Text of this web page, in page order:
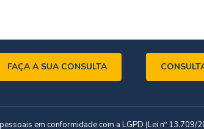
FAÇA A SUA CONSULTA
em conformidade com a LGPD (Lei nº 13.709/